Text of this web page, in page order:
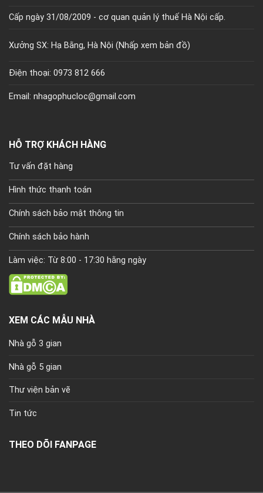
Cấp ngày 31/08/2009 - cơ quan quản lý thuế Hà Nội cấp.
Xưởng SX: Hạ Bằng, Hà Nội (Nhấp xem bản đồ)
Điện thoại: 0973 812 666
Email: nhagophucloc@gmail.com
HỖ TRỢ KHÁCH HÀNG
Tư vấn đặt hàng
Hình thức thanh toán
Chính sách bảo mật thông tin
Chính sách bảo hành
Làm việc: Từ 8:00 - 17:30 hằng ngày
XEM CÁC MẪU NHÀ
Nhà gỗ 3 gian
Nhà gỗ 5 gian
Thư viện bản vẽ
Tin tức
THEO DÕI FANPAGE